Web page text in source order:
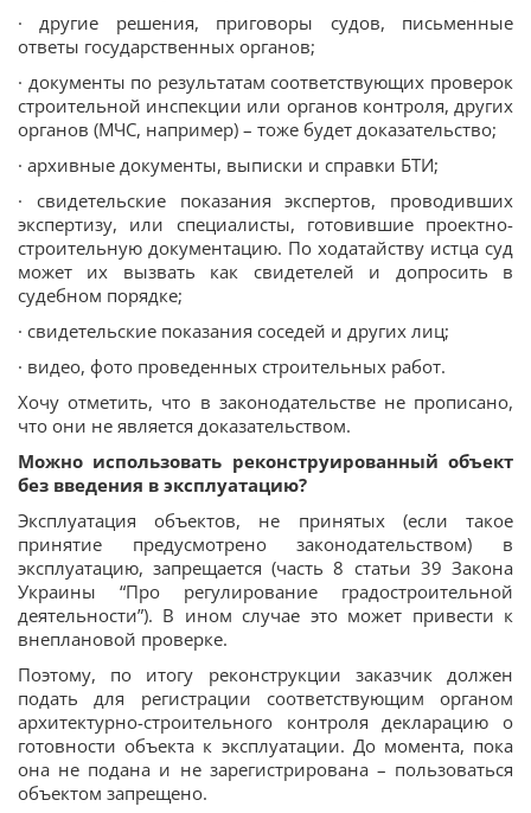
· другие решения, приговоры судов, письменные
ответы государственных органов;
· документы по результатам соответствующих проверок
строительной инспекции или органов контроля, других
органов (МЧС, например) – тоже будет доказательство;
· архивные документы, выписки и справки БТИ;
· свидетельские показания экспертов, проводивших
экспертизу, или специалисты, готовившие проектно-
строительную документацию. По ходатайству истца суд
может их вызвать как свидетелей и допросить в
судебном порядке;
· свидетельские показания соседей и других лиц;
· видео, фото проведенных строительных работ.
Хочу отметить, что в законодательстве не прописано,
что они не является доказательством.
Можно использовать реконструированный объект
без введения в эксплуатацию?
Эксплуатация объектов, не принятых (если такое
принятие предусмотрено законодательством) в
эксплуатацию, запрещается (часть 8 статьи 39 Закона
Украины “Про регулирование градостроительной
деятельности”). В ином случае это может привести к
внеплановой проверке.
Поэтому, по итогу реконструкции заказчик должен
подать для регистрации соответствующим органом
архитектурно-строительного контроля декларацию о
готовности объекта к эксплуатации. До момента, пока
она не подана и не зарегистрирована – пользоваться
объектом запрещено.